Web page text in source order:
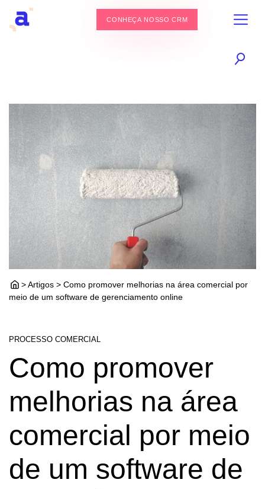
CONHEÇA NOSSO CRM
> Artigos > Como promover melhorias na área comercial por
meio de um software de gerenciamento online
PROCESSO COMERCIAL
Como promover
melhorias na área
comercial por meio
de um software de